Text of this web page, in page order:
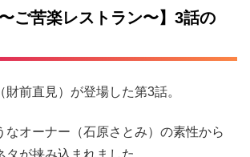
ご苦楽レストラン〜】3話の
前直見）が登場した第3話。
なオーナー（石原さとみ）の素性から